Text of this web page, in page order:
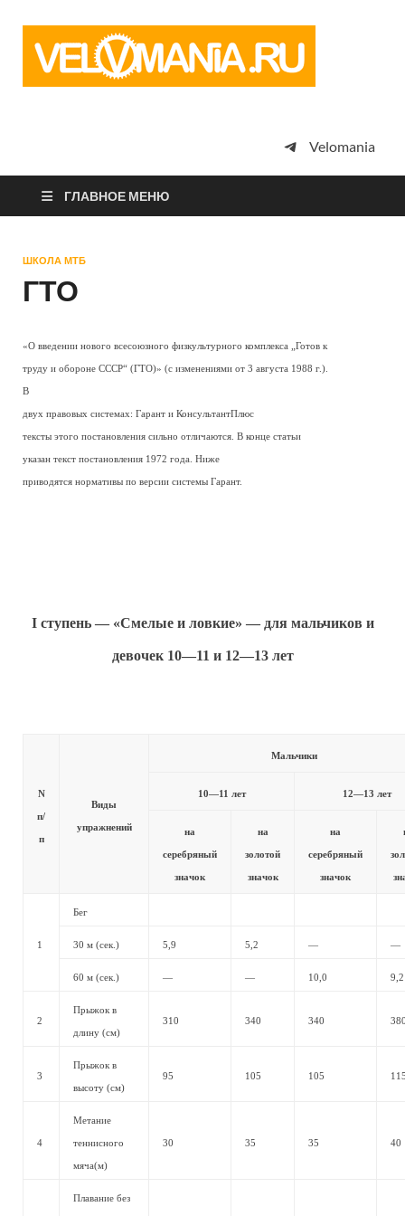
просто
Velomania
ГЛАВНОЕ МЕНЮ
ШКОЛА МТБ
ГТО
«О введении нового всесоюзного физкультурного комплекса „Готов к
труду и обороне СССР“ (ГТО)» (с изменениями от 3 августа 1988 г.).
В
двух правовых системах: Гарант и КонсультантПлюс
тексты этого постановления сильно отличаются. В конце статьи
указан текст постановления 1972 года. Ниже
приводятся нормативы по версии системы Гарант.
I ступень — «Смелые и ловкие» — для мальчиков и
девочек 10—11 и 12—13 лет
N
п/
п
Виды
упражнений
Мальчики
10—11 лет 12—13 лет
на
серебряный
значок
на
золотой
значок
на
серебряный
значок
1
Бег
30 м (сек.) 5,9 5,2 — —
60 м (сек.) — — 10,0 9,2
2
Прыжок в
длину (см)
310 340 340
3
Прыжок в
высоту (см)
95 105 105
4
Метание
теннисного
мяча(м)
30 35 35 40
Плавание без